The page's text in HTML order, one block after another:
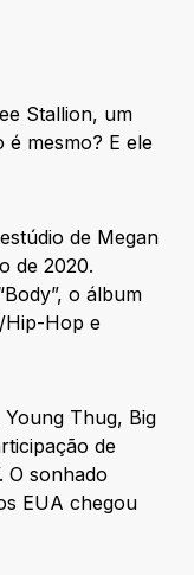
Stallion, um
é mesmo? E ele
de Megan
de 2020.
o álbum
Hip-Hop e
Thug, Big
de
O sonhado
EUA chegou